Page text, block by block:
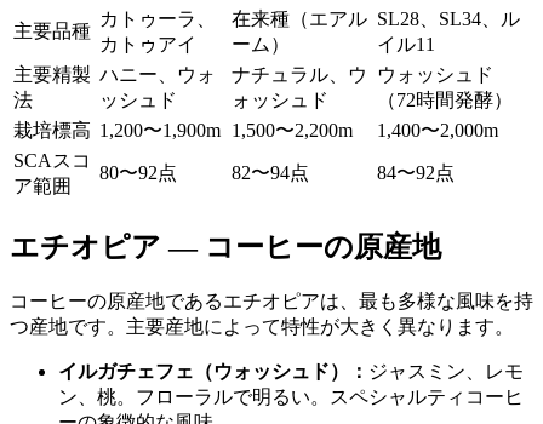
主要品種
カトゥーラ、
カトゥアイ
在来種（エアル
ーム）
SL28、SL34、ル
イル11
主要精製
法
ハニー、ウォ
ッシュド
ナチュラル、ウ
ォッシュド
ウォッシュド
（72時間発酵）
栽培標高 1,200〜1,900m 1,500〜2,200m
1,400〜2,000m
SCAスコ
ア範囲
80〜92点 82〜94点 84〜92点
エチオピア — コーヒーの原産地
コーヒーの原産地であるエチオピアは、最も多様な風味を持
つ産地です。主要産地によって特性が大きく異なります。
イルガチェフェ（ウォッシュド）： ジャスミン、レモ
ン、桃。フローラルで明るい。スペシャルティコーヒ